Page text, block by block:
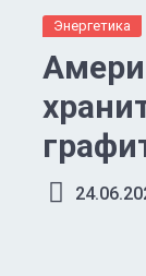
Энергетика